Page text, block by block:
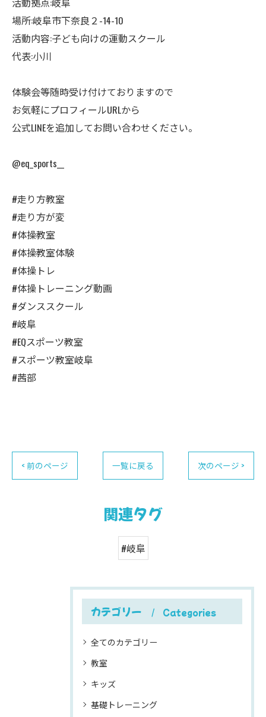
場所:岐阜市下奈良２-14-10
活動内容:子ども向けの運動スクール
代表:小川
体験会等随時受け付けておりますので
お気軽にプロフィールURLから
公式LINEを追加してお問い合わせください。
@eq_sports__
#走り方教室
#走り方が変
#体操教室
#体操教室体験
#体操トレ
#体操トレーニング動画
#ダンススクール
#岐阜
#EQスポーツ教室
#スポーツ教室岐阜
#茜部
< 前のページ 一覧に戻る 次のページ >
関連タグ
#岐阜
カテゴリー Categories
全てのカテゴリー
教室
キッズ
基礎トレーニング